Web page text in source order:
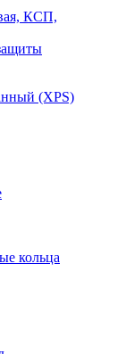
КСП,
(XPS)
кольца